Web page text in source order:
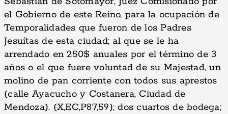
el Gobierno de este Reino, para la ocupación de
Temporalidades que fueron de los Padres
Jesuítas de esta ciudad; al que se le ha
arrendado en 250$ anuales por el término de 3
años o el que fuere voluntad de su Majestad, un
molino de pan corriente con todos sus aprestos
(calle Ayacucho y Costanera, Ciudad de
Mendoza). (X,EC,P87,59); dos cuartos de bodega;